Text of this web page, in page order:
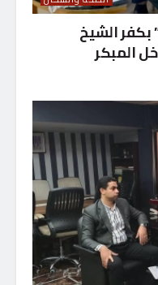
بكفر الشيخ
المبكر